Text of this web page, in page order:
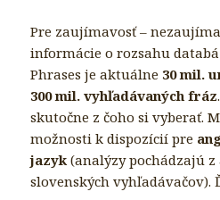
Pre zaujímavosť –
informácie o rozsahu
Phrases je aktuálne30 mil.
300 mil. vyhľadávaných fráz
skutočne z čoho si vyberať.
možnosti k dispozícií pre
jazyk (analýzy pochádzajú
slovenských vyhľadávačov).